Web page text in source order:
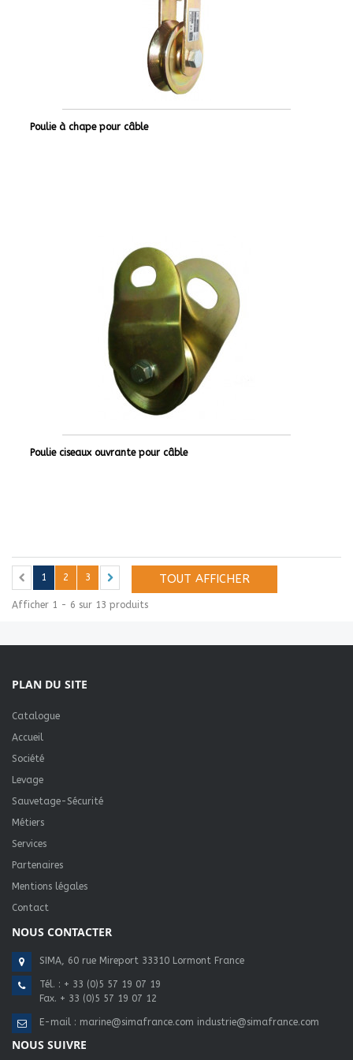
Poulie à chape pour câble
Poulie ciseaux ouvrante pour câble
TOUT AFFICHER
1 2 3
Afficher 1 - 6 sur 13 produits
PLAN DU SITE
Catalogue
Accueil
Société
Levage
Sauvetage-Sécurité
Métiers
Services
Partenaires
Mentions légales
Contact
NOUS CONTACTER
SIMA, 60 rue Mireport 33310 Lormont France
Tél. : + 33 (0)5 57 19 07 19
Fax. + 33 (0)5 57 19 07 12
E-mail : marine@simafrance.com industrie@simafrance.com
NOUS SUIVRE